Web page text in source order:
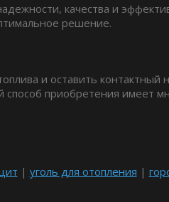
качества и
решение.
и оставить
способ приобретения имеет
| уголь для отопления |